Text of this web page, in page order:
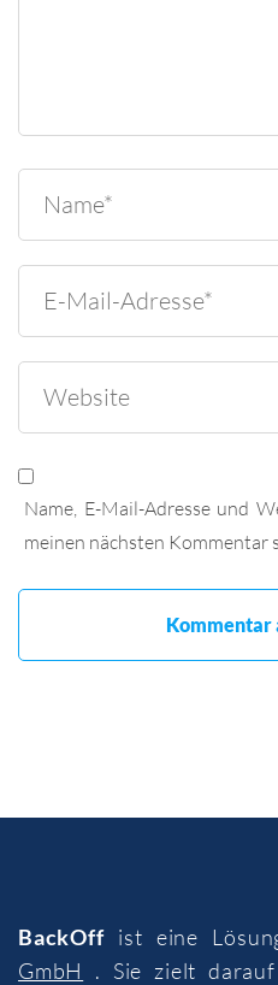
Name, E-Mail-Adresse und
meinen nächsten Kommentar
BackOffist eine
GmbH
. Sie zielt